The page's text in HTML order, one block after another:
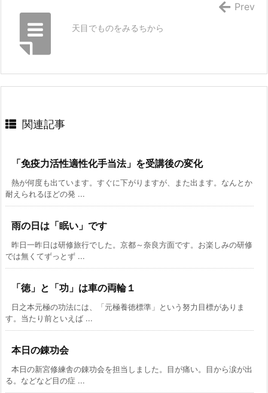
天目でものをみるちから
Prev
関連記事
「免疫力活性適性化手当法」を受講後の変化
熱が何度も出ています。すぐに下がりますが、また出ます。なんとか
耐えられるほどの発 ...
雨の日は「眠い」です
昨日一昨日は研修旅行でした。京都～奈良方面です。お楽しみの研修
では無くてずっとず ...
「徳」と「功」は車の両輪１
日之本元極の功法には、「元極養徳標準」という努力目標がありま
す。当たり前といえば ...
本日の錬功会
本日の新宮修練舎の錬功会を担当しました。目が痛い。目から涙が出
る。などなど目の症 ...